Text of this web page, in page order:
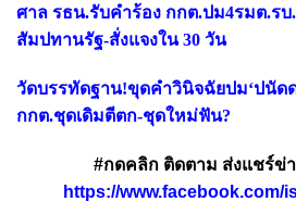
ศาล รธน.รับคำร้อง กกต.ปม4รมต.ร
สัมปทานรัฐ-สั่งแจงใน 30 วัน
วัดบรรทัดฐาน!ขุดคำวินิจฉัยปม‘ปนัด
กกต.ชุดเดิมตีตก-ชุดใหม่ฟัน?
#กดคลิก ติดตาม ส่งแชร์ข่
https://www.facebook.com/